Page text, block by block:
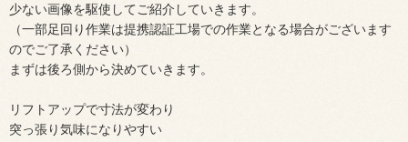
少ない画像を駆使してご紹介していきます。
（一部足回り作業は提携認証工場での作業となる場合がございます
のでご了承ください）
まずは後ろ側から決めていきます。
リフトアップで寸法が変わり
突っ張り気味になりやすい